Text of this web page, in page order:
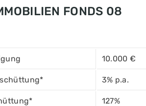
FONDS 08
10.000 €
3% p.a.
127%